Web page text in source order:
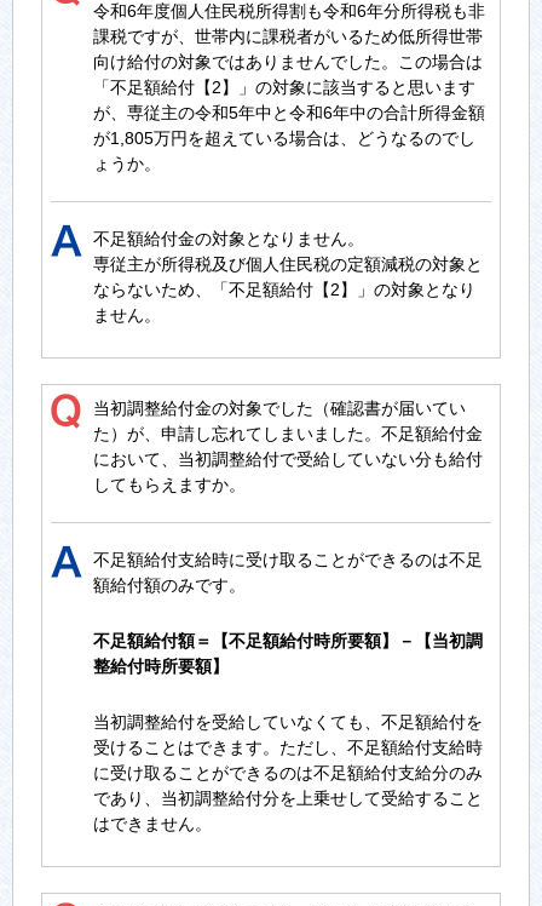
令和6年度個人住民税所得割も令和6年分所得税も非
課税ですが、世帯内に課税者がいるため低所得世帯
向け給付の対象ではありませんでした。この場合は
「不足額給付【2】」の対象に該当すると思います
が、専従主の令和5年中と令和6年中の合計所得金額
が1,805万円を超えている場合は、どうなるのでし
ょうか。
不足額給付金の対象となりません。
専従主が所得税及び個人住民税の定額減税の対象と
ならないため、「不足額給付【2】」の対象となり
ません。
当初調整給付金の対象でした（確認書が届いてい
た）が、申請し忘れてしまいました。不足額給付金
において、当初調整給付で受給していない分も給付
してもらえますか。
不足額給付支給時に受け取ることができるのは不足
額給付額のみです。
不足額給付額＝【不足額給付時所要額】－【当初調
整給付時所要額】
当初調整給付を受給していなくても、不足額給付を
受けることはできます。ただし、不足額給付支給時
に受け取ることができるのは不足額給付支給分のみ
であり、当初調整給付分を上乗せして受給すること
はできません。